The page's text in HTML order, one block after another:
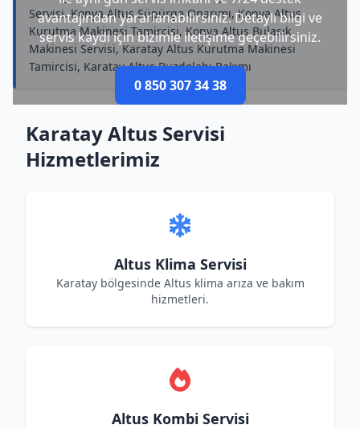
avantajından yararlanabilirsiniz. Detaylı bilgi ve
servis kaydı için bizimle iletişime geçebilirsiniz.
0 850 307 34 38
Servisi, Konya Altus Süpürge Onarımı, Konya Altus
Kurutma Makinesi Tamircisi, Konya Altus Bulaşık
Makinesi Servisi, Karatay Altus Kurutma Makinesi
Tamircisi, Karatay Altus Buzdolabı Bakımı
Karatay Altus Servisi
Hizmetlerimiz
Altus Klima Servisi
Karatay bölgesinde Altus klima arıza ve bakım
hizmetleri.
Altus Kombi Servisi